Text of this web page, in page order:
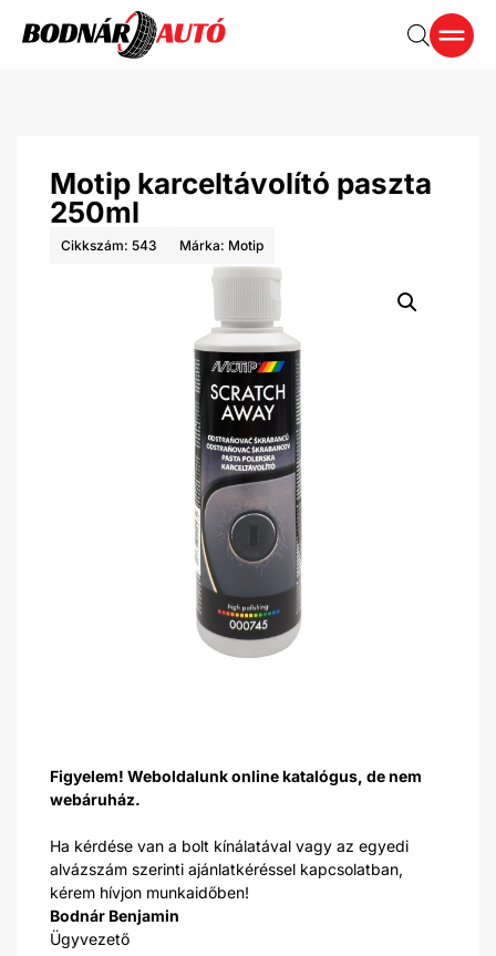
Motip karceltávolító paszta
250ml
Cikkszám: 543 Márka: Motip
Figyelem! Weboldalunk online katalógus, de nem
webáruház.
Ha kérdése van a bolt kínálatával vagy az egyedi
alvázszám szerinti ajánlatkéréssel kapcsolatban,
kérem hívjon munkaidőben!
Bodnár Benjamin
Ügyvezető